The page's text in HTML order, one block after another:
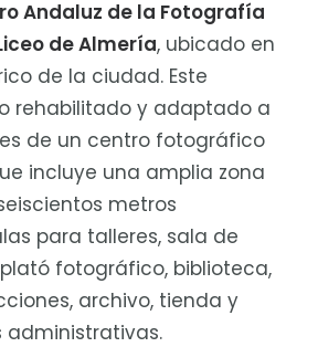
Andaluz de la Fotografía
de Almería, ubicado en
de la ciudad. Este
rehabilitado y adaptado a
de un centro fotográfico
incluye una amplia zona
metros
para talleres, sala de
fotográfico, biblioteca,
archivo, tienda y
administrativas.